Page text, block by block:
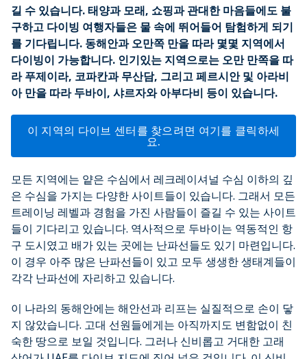
길 수 있습니다. 태양과 모래, 쇼핑과 관대한 마음들에도 불
구하고 다이빙 여행자들은 물 속에 뛰어들어 탐험하게 되기
를 기다립니다. 동해안과 오만쪽 만을 따라 몇몇 지역에서
다이빙이 가능합니다. 인기있는 지역으로는 오만 만쪽을 따
라 푸제이라, 코파칸과 무산담, 그리고 페르시안 및 아라비
아 만을 따라 두바이, 샤르자와 아부다비 등이 있습니다.
이 지역의 다이브 센터를 찾으려면 여기를 클릭하세
요.
모든 지역에는 얕은 수심에서 레크레이셔널 수심 이하의 깊
은 수심을 가지는 다양한 사이트들이 있습니다. 그래서 모든
트레이닝 레벨과 경험을 가진 사람들이 즐길 수 있는 사이트
들이 기다리고 있습니다. 역사적으로 두바이는 역동적인 항
구 도시였고 배가 있는 곳에는 난파선들도 있기 마련입니다.
이 경우 아주 많은 난파선들이 있고 모두 생생한 생태계들이
각각 난파선에 자리하고 있습니다.
이 나라의 동해안에는 해안선과 리프는 실질적으로 손이 닿
지 않았습니다. 고대 선원들에게는 아직까지도 변함없이 친
숙한 땅으로 보일 것입니다. 그러나 신비롭고 거대한 고래